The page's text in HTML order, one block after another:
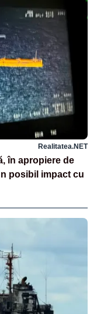
Realitatea.NET
în apropiere de
posibil impact cu